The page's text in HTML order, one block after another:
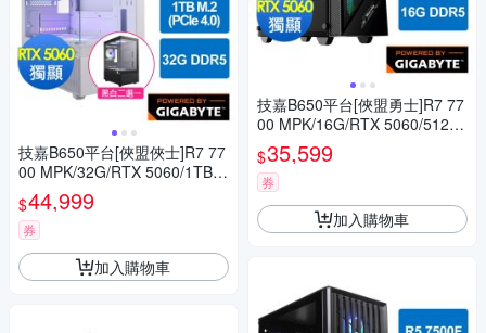
技嘉B650平台[俠盟俠士]R7 77
00 MPK/32G/RTX 5060/1TB_
M2
$44,999
券
加入購物車
技嘉B650平台[俠盟勇士]R7 77
00 MPK/16G/RTX 5060/512G
_M2
$35,599
券
加入購物車